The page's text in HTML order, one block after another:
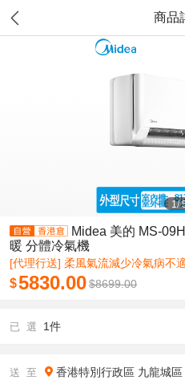
商品
1/
Midea 美的 MS-
暖 分體冷氣機
[代理行送] 柔風氣流減少冷氣病不
$5830.00$8699.00
已 選 1件
送 至 香港特別行政區 九龍城區